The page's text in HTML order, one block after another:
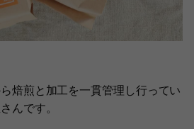
焙煎と加工を一貫管理し行ってい
んです。